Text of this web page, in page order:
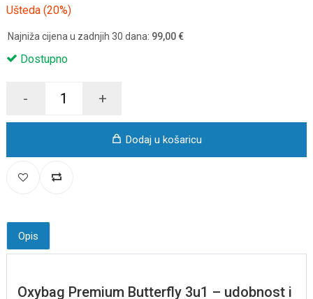
Ušteda (20%)
Najniža cijena u zadnjih 30 dana: 99,00 €
Dostupno
- +
Dodaj u košaricu
Opis
Oxybag Premium Butterfly 3u1 – udobnost i